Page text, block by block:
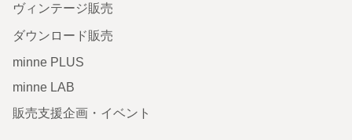
ヴィンテージ販売
ダウンロード販売
minne PLUS
minne LAB
販売支援企画・イベント